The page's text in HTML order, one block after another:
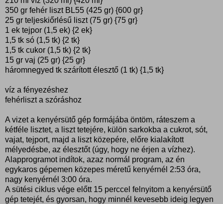
350 gr fehér liszt BL55 (425 gr) {600 gr}
25 gr teljeskiőrlésű liszt (75 gr) {75 gr}
1 ek tejpor (1,5 ek) {2 ek}
1,5 tk só (1,5 tk) {2 tk}
1,5 tk cukor (1,5 tk) {2 tk}
15 gr vaj (25 gr) {25 gr}
háromnegyed tk szárított élesztő (1 tk) {1,5 tk}
víz a fényezéshez
fehérliszt a szóráshoz
A vizet a kenyérsütő gép formájába öntöm, ráteszem a
kétféle lisztet, a liszt tetejére, külön sarkokba a cukrot, sót,
vajat, tejport, majd a liszt közepére, előre kialakított
mélyedésbe, az élesztőt (úgy, hogy ne érjen a vízhez).
Alapprogramot indítok, azaz normál program, az én
egykaros gépemen közepes méretű kenyérnél 2:53 óra,
nagy kenyérnél 3:00 óra.
A sütési ciklus vége előtt 15 perccel felnyitom a kenyérsütő
gép tetejét, és gyorsan, hogy minnél kevesebb ideig legyen